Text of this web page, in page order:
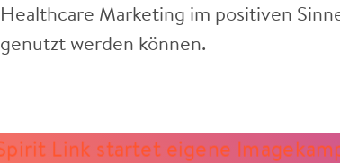
Healthcare Marketing im positiven
genutzt werden können.